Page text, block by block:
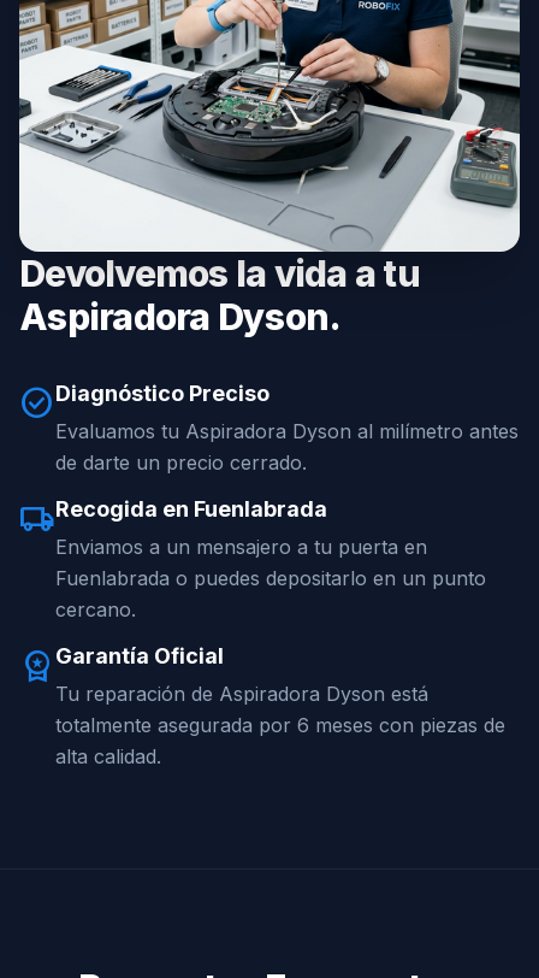
Devolvemos la vida a tu
Aspiradora Dyson.
check_circleDiagnóstico Preciso
Evaluamos tu Aspiradora Dyson al milímetro antes
de darte un precio cerrado.
local_shippingRecogida en Fuenlabrada
Enviamos a un mensajero a tu puerta en
Fuenlabrada o puedes depositarlo en un punto
cercano.
workspace_premium Garantía Oficial
Tu reparación de Aspiradora Dyson está
totalmente asegurada por 6 meses con piezas de
alta calidad.